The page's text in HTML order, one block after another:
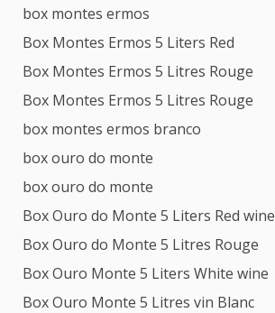
box montes ermos
Box Montes Ermos 5 Liters Red
Box Montes Ermos 5 Litres Rouge
Box Montes Ermos 5 Litres Rouge
box montes ermos branco
box ouro do monte
box ouro do monte
Box Ouro do Monte 5 Liters Red wine
Box Ouro do Monte 5 Litres Rouge
Box Ouro Monte 5 Liters White wine
Box Ouro Monte 5 Litres vin Blanc